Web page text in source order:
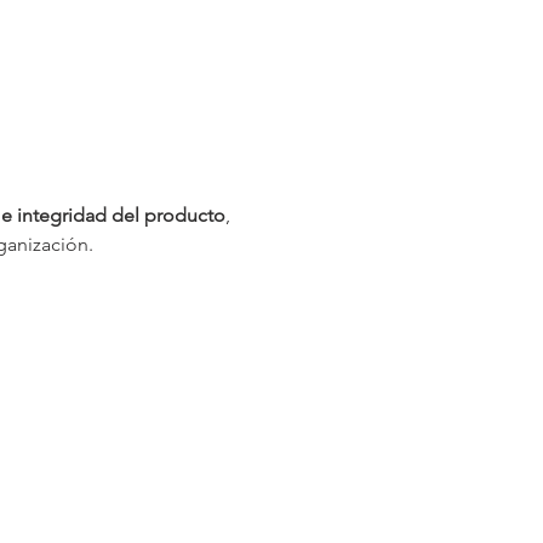
integridad del producto,